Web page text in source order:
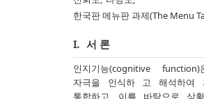
한국판 메뉴판 과제(The Menu
I. 서 론
인지기능(cognitive
자극을 인식하 고 해석하여
통합하고, 이를 바탕으로 상